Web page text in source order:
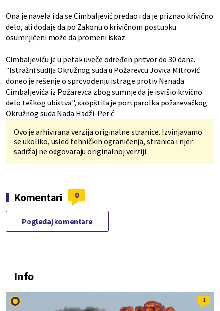
Ona je navela i da se Cimbaljević predao i da je priznao krivično
delo, ali dodaje da po Zakonu o krivičnom postupku
osumnjičeni može da promeni iskaz.
Cimbaljeviću je u petak uveče određen pritvor do 30 dana.
"Istražni sudija Okružnog suda u Požarevcu Jovica Mitrović
doneo je rešenje o sprovođenju istrage protiv Nenada
Cimbaljevića iz Požarevca zbog sumnje da je isvršio krvično
delo teškog ubistva", saopštila je portparolka požarevačkog
Okružnog suda Nada Hadži-Perić.
Ovo je arhivirana verzija originalne stranice. Izvinjavamo
se ukoliko, usled tehničkih ograničenja, stranica i njen
sadržaj ne odgovaraju originalnoj verziji.
Komentari 0
Pogledaj komentare
Info
1